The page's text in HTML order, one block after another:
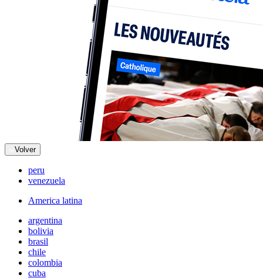
Volver
peru
venezuela
America latina
argentina
bolivia
brasil
chile
colombia
cuba